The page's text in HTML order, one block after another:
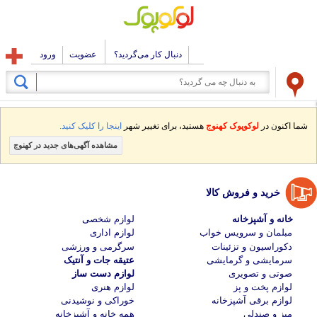
دنبال کار می‌گردید؟ عضویت ورود
شما اکنون در لوکوپوک کهنوج هستید، برای تغییر شهر اینجا را کلیک کنید.
مشاهده آگهی‌های جدید در کهنوج
خرید و فروش کالا
خانه و آشپزخانه
مبلمان و سرویس خواب
دکوراسیون و تزئینات
سرمایشی و گرمایشی
صوتی و تصویری
لوازم پخت و پز
لوازم برقی آشپزخانه
میز و صندلی
لوازم شخصی
لوازم اداری
سرگرمی و ورزشی
عتیقه جات و آنتیک
لوازم دست ساز
لوازم هنری
خوراکی و نوشیدنی
همه خانه و آشپزخانه